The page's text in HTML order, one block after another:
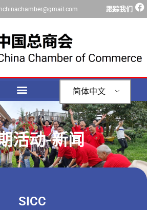
跟踪我们
简体中文
活动-新闻
SICC